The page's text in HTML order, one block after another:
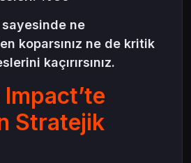
ne
koparsınız ne de kritik
kaçırırsınız.
Stratejik